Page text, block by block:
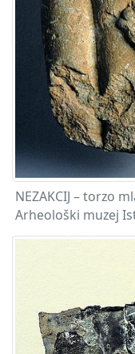
NEZAKCIJ – torzo
Arheološki muzej